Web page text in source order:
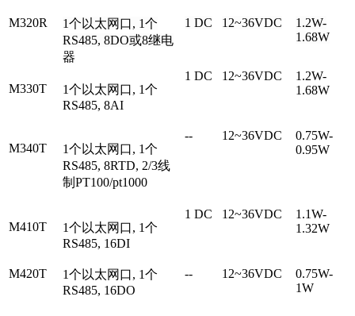
M320R
1个以太网口, 1个
RS485, 8DO或8继电
器
1 DC 12~36VDC
1.2W-
1.68W
M330T
1个以太网口, 1个
RS485, 8AI
1 DC 12~36VDC
1.2W-
1.68W
M340T
1个以太网口, 1个
RS485, 8RTD, 2/3线
制PT100/pt1000
-- 12~36VDC
0.75W-
0.95W
M410T
1个以太网口, 1个
RS485, 16DI
1 DC 12~36VDC
1.1W-
1.32W
M420T
1个以太网口, 1个
RS485, 16DO
-- 12~36VDC
0.75W-
1W